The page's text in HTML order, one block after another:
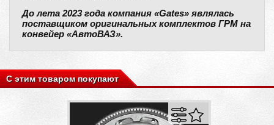
До лета 2023 года компания «Gates» являлась
поставщиком оригинальных комплектов ГРМ на
конвейер «АвтоВАЗ».
С этим товаром покупают